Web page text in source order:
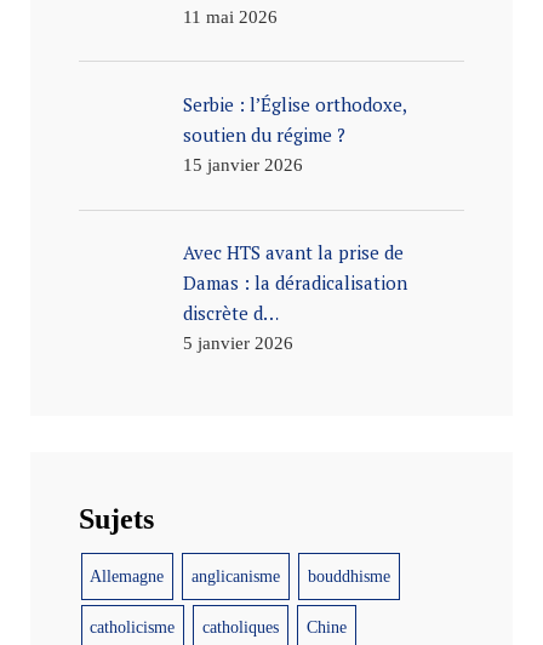
11 mai 2026
Serbie : l’Église orthodoxe,
soutien du régime ?
15 janvier 2026
Avec HTS avant la prise de
Damas : la déradicalisation
discrète d…
5 janvier 2026
Sujets
Allemagne anglicanisme bouddhisme
catholicisme catholiques Chine